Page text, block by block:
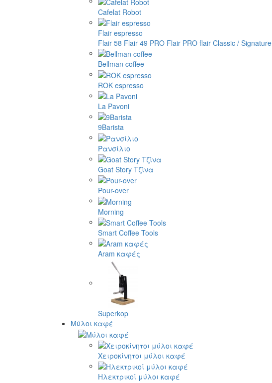
Cafelat Robot
Flair espresso
Flair 58 Flair 49 PRO Flair PRO flair Classic / Signature
Bellman coffee
ROK espresso
La Pavoni
9Barista
Ρανσίλιο
Goat Story Τζίνα
Pour-over
Morning
Smart Coffee Tools
Aram καφές
Superkop
Μύλοι καφέ
Χειροκίνητοι μύλοι καφέ
Ηλεκτρικοί μύλοι καφέ